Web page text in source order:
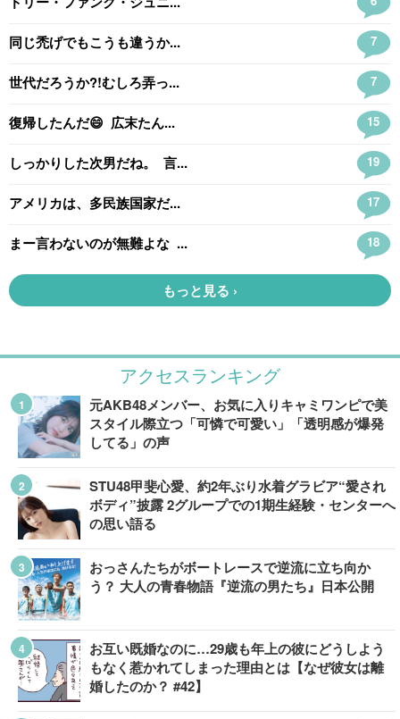
アクセスランキング
元AKB48メンバー、お気に入りキャミワンピで美
スタイル際立つ「可憐で可愛い」「透明感が爆発
してる」の声
STU48甲斐心愛、約2年ぶり水着グラビア“愛され
ボディ”披露 2グループでの1期生経験・センターへ
の思い語る
おっさんたちがボートレースで逆流に立ち向か
う？ 大人の青春物語『逆流の男たち』日本公開
お互い既婚なのに…29歳も年上の彼にどうしよう
もなく惹かれてしまった理由とは【なぜ彼女は離
婚したのか？ #42】